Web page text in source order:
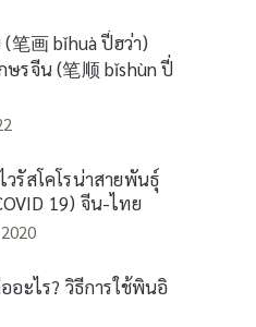
笔画 bǐhuà ปี่ฮว่า)
รจีน (笔顺 bǐshùn ปี่
รัสโคโรน่าสายพันธุ์
19) จีน-ไทย
ะไร? วิธีการใช้พินอิ